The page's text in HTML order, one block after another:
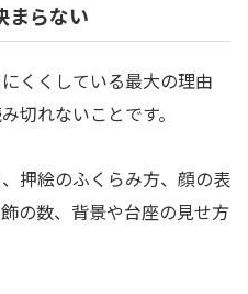
まらない
くくしている最大の理由
切れないことです。
押絵のふくらみ方、顔の表
の数、背景や台座の見せ方